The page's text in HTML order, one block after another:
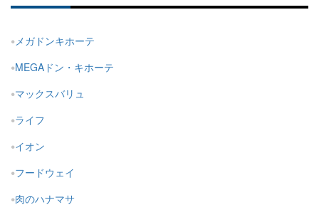
メガドンキホーテ
MEGAドン・キホーテ
マックスバリュ
ライフ
イオン
フードウェイ
肉のハナマサ